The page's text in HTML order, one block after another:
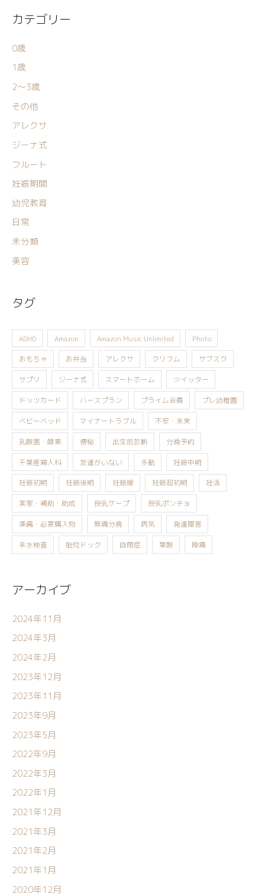
カテゴリー
0歳
1歳
2〜3歳
その他
アレクサ
ジーナ式
フルート
妊娠期間
幼児教育
日常
未分類
美容
タグ
ADHD Amazon Amazon Music Unlimited Photo
おもちゃ お弁当 アレクサ クリフム サブスク
サプリ ジーナ式 スマートホーム ツイッター
ドッツカード バースプラン プライム会員 プレ幼稚園
ベビーベッド マイナートラブル 不安・未来
乳酸菌・酵素 便秘 出生前診断 分娩予約
千葉産婦人科 友達がいない 多動 妊娠中期
妊娠初期 妊娠後期 妊娠線 妊娠超初期 妊活
実家・補助・助成 授乳ケープ 授乳ポンチョ
準備・必要購入物 無痛分娩 病気 発達障害
羊水検査 胎児ドック 自閉症 葉酸 陣痛
アーカイブ
2024年11月
2024年3月
2024年2月
2023年12月
2023年11月
2023年9月
2023年5月
2022年9月
2022年3月
2022年1月
2021年12月
2021年3月
2021年2月
2021年1月
2020年12月